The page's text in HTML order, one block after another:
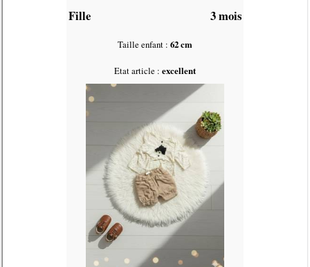
Fille 3 mois
Taille enfant : 62 cm
Etat article : excellent